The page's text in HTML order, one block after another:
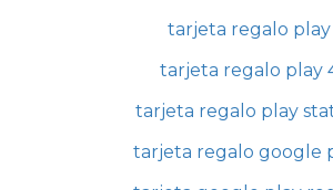
tarjeta regalo play
tarjeta regalo play
tarjeta regalo play
tarjeta regalo google